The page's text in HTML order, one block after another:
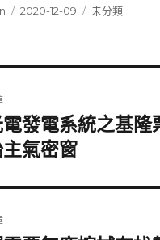
發
2020-12-09
分
未分類
發電系統之基隆
氣密窗